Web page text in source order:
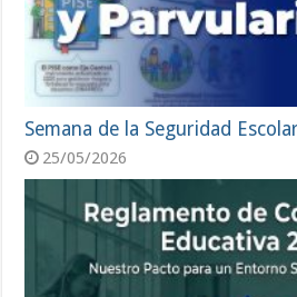
Semana de la Seguridad
25/05/2026